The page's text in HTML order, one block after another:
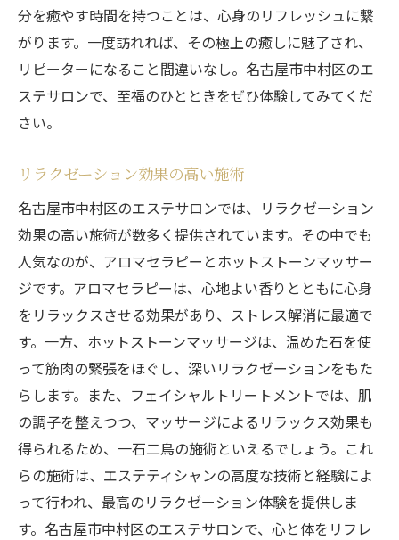
分を癒やす時間を持つことは、心身のリフレッシュに繋
がります。一度訪れれば、その極上の癒しに魅了され、
リピーターになること間違いなし。名古屋市中村区のエ
ステサロンで、至福のひとときをぜひ体験してみてくだ
さい。
リラクゼーション効果の高い施術
名古屋市中村区のエステサロンでは、リラクゼーション
効果の高い施術が数多く提供されています。その中でも
人気なのが、アロマセラピーとホットストーンマッサー
ジです。アロマセラピーは、心地よい香りとともに心身
をリラックスさせる効果があり、ストレス解消に最適で
す。一方、ホットストーンマッサージは、温めた石を使
って筋肉の緊張をほぐし、深いリラクゼーションをもた
らします。また、フェイシャルトリートメントでは、肌
の調子を整えつつ、マッサージによるリラックス効果も
得られるため、一石二鳥の施術といえるでしょう。これ
らの施術は、エステティシャンの高度な技術と経験によ
って行われ、最高のリラクゼーション体験を提供しま
す。名古屋市中村区のエステサロンで、心と体をリフレ